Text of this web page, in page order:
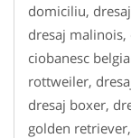
domiciliu,
dresaj malinois,
ciobanesc
rottweiler,
dresaj boxer,
golden